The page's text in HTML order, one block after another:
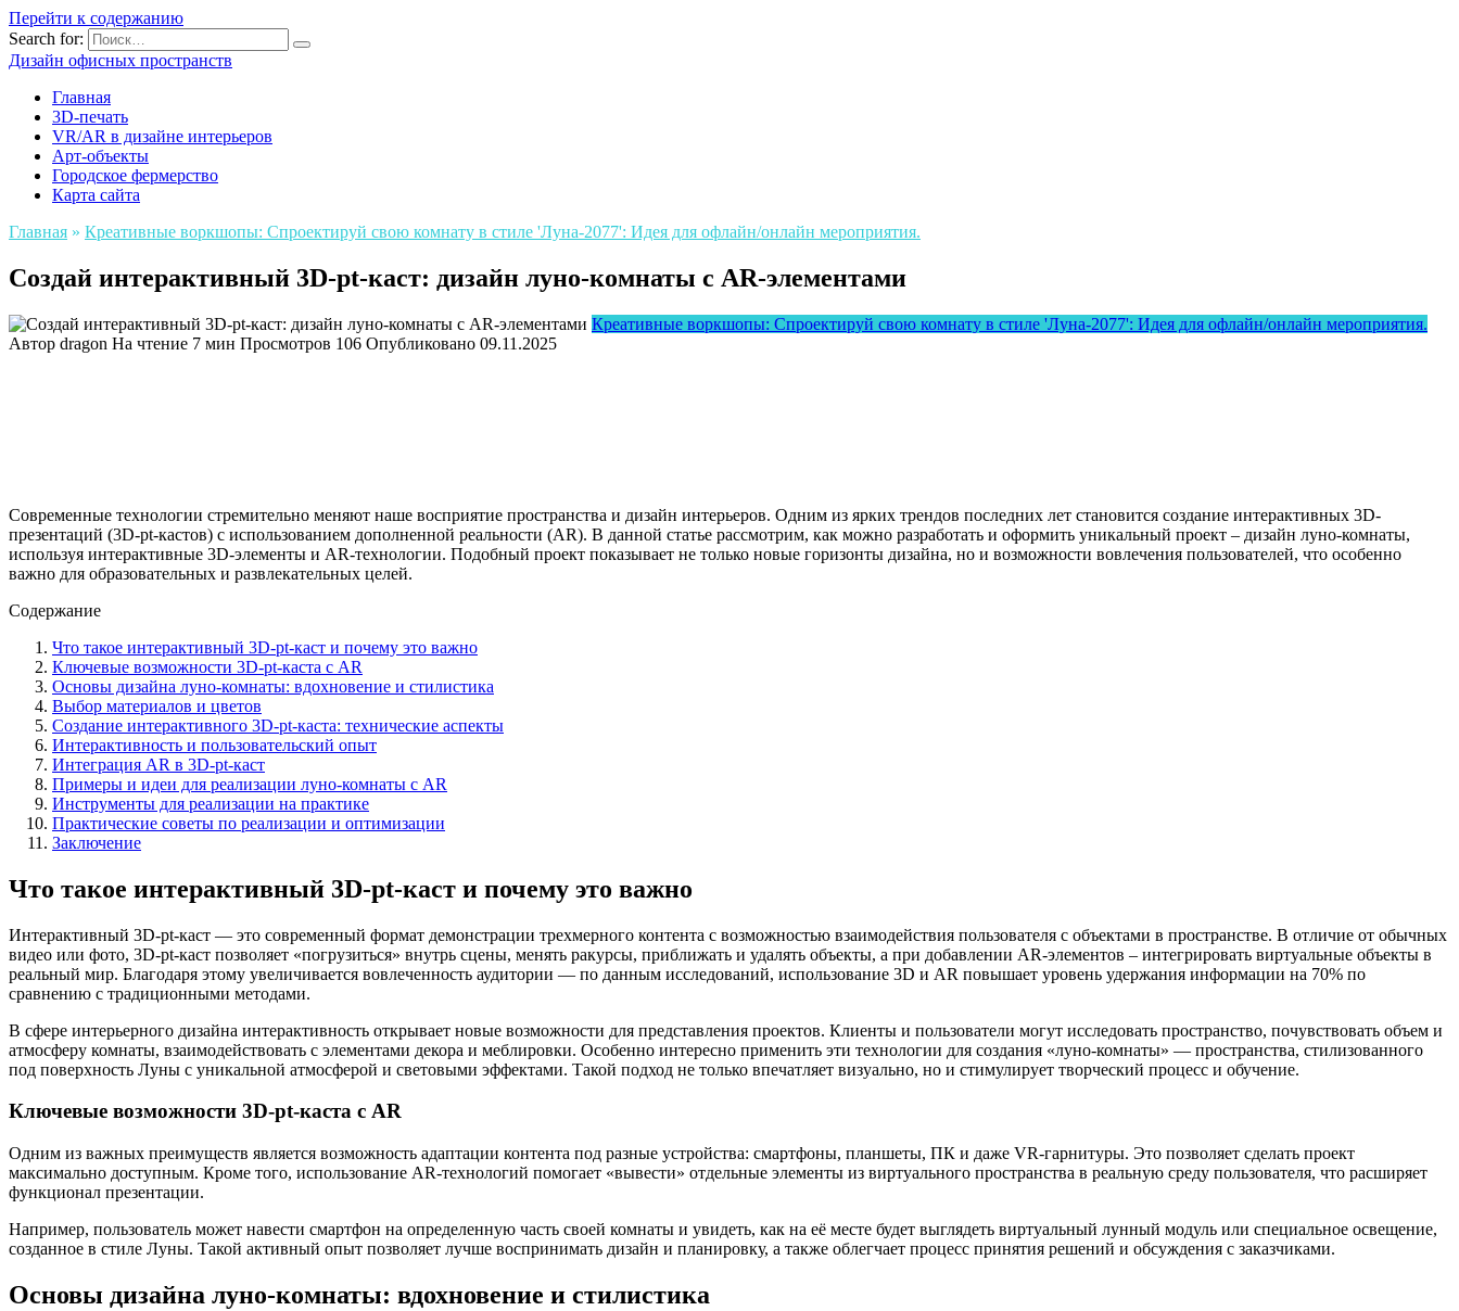
Перейти к содержанию
Search for:
Дизайн офисных пространств
Главная
3D-печать
VR/AR в дизайне интерьеров
Арт-объекты
Городское фермерство
Карта сайта
Главная » Креативные воркшопы: Спроектируй свою комнату в стиле 'Луна-2077': Идея для офлайн/онлайн мероприятия.
Создай интерактивный 3D-pt-каст: дизайн луно-комнаты с AR-элементами
Креативные воркшопы: Спроектируй свою комнату в стиле 'Луна-2077': Идея для офлайн/онлайн мероприятия.
Автор dragon На чтение 7 мин Просмотров 106 Опубликовано 09.11.2025
Современные технологии стремительно меняют наше восприятие пространства и дизайн интерьеров. Одним из ярких трендов последних лет становится создание интерактивных 3D-
презентаций (3D-pt-кастов) с использованием дополненной реальности (AR). В данной статье рассмотрим, как можно разработать и оформить уникальный проект – дизайн луно-комнаты,
используя интерактивные 3D-элементы и AR-технологии. Подобный проект показывает не только новые горизонты дизайна, но и возможности вовлечения пользователей, что особенно
важно для образовательных и развлекательных целей.
Содержание
Что такое интерактивный 3D-pt-каст и почему это важно
Ключевые возможности 3D-pt-каста с AR
Основы дизайна луно-комнаты: вдохновение и стилистика
Выбор материалов и цветов
Создание интерактивного 3D-pt-каста: технические аспекты
Интерактивность и пользовательский опыт
Интеграция AR в 3D-pt-каст
Примеры и идеи для реализации луно-комнаты с AR
Инструменты для реализации на практике
Практические советы по реализации и оптимизации
Заключение
Что такое интерактивный 3D-pt-каст и почему это важно
Интерактивный 3D-pt-каст — это современный формат демонстрации трехмерного контента с возможностью взаимодействия пользователя с объектами в пространстве. В отличие от обычных
видео или фото, 3D-pt-каст позволяет «погрузиться» внутрь сцены, менять ракурсы, приближать и удалять объекты, а при добавлении AR-элементов – интегрировать виртуальные объекты в
реальный мир. Благодаря этому увеличивается вовлеченность аудитории — по данным исследований, использование 3D и AR повышает уровень удержания информации на 70% по
сравнению с традиционными методами.
В сфере интерьерного дизайна интерактивность открывает новые возможности для представления проектов. Клиенты и пользователи могут исследовать пространство, почувствовать объем и
атмосферу комнаты, взаимодействовать с элементами декора и меблировки. Особенно интересно применить эти технологии для создания «луно-комнаты» — пространства, стилизованного
под поверхность Луны с уникальной атмосферой и световыми эффектами. Такой подход не только впечатляет визуально, но и стимулирует творческий процесс и обучение.
Ключевые возможности 3D-pt-каста с AR
Одним из важных преимуществ является возможность адаптации контента под разные устройства: смартфоны, планшеты, ПК и даже VR-гарнитуры. Это позволяет сделать проект
максимально доступным. Кроме того, использование AR-технологий помогает «вывести» отдельные элементы из виртуального пространства в реальную среду пользователя, что расширяет
функционал презентации.
Например, пользователь может навести смартфон на определенную часть своей комнаты и увидеть, как на её месте будет выглядеть виртуальный лунный модуль или специальное освещение,
созданное в стиле Луны. Такой активный опыт позволяет лучше воспринимать дизайн и планировку, а также облегчает процесс принятия решений и обсуждения с заказчиками.
Основы дизайна луно-комнаты: вдохновение и стилистика